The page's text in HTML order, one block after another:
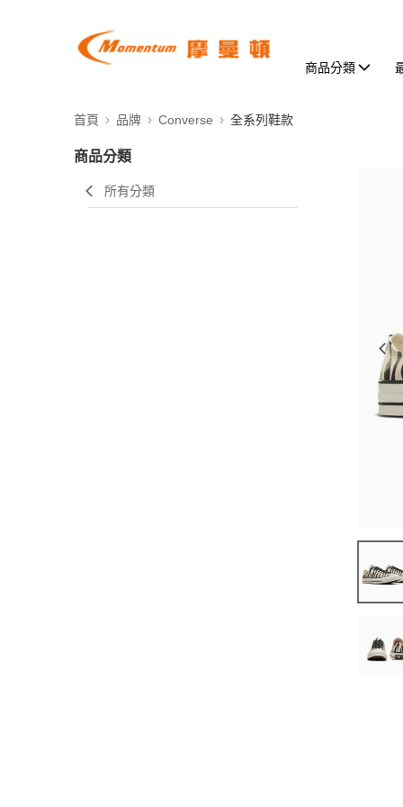
商品分類
首頁 品牌 Converse 全系列鞋款
商品分類
所有分類